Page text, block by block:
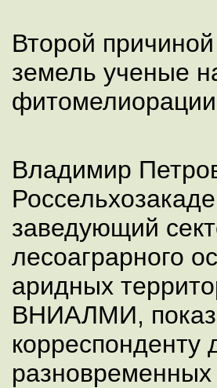
Второй
земель ученые
Владимир
заведующий
лесоаграрного
аридных
ВНИАЛМИ,
корреспонденту
разновременных